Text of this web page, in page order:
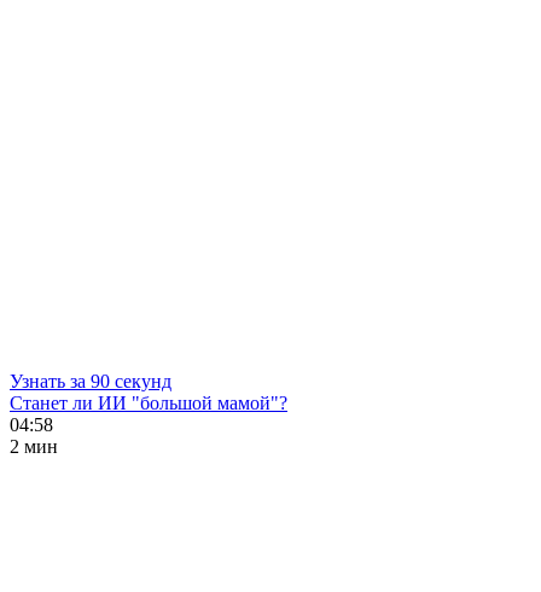
Узнать за 90 секунд
Станет ли ИИ "большой мамой"?
04:58
2 мин